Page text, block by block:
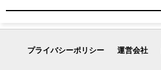
プライバシーポリシー 運営会社